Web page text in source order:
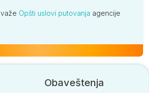
Opšti uslovi putovanja agencije
Obaveštenja